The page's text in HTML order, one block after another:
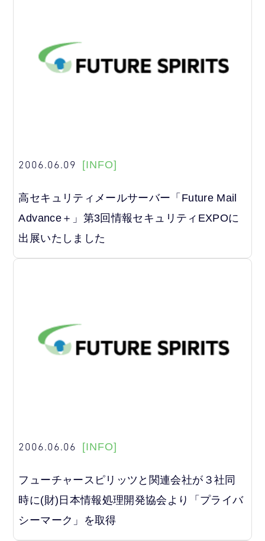
2006.06.09 [INFO]
高セキュリティメールサーバー「Future Mail
Advance＋」第3回情報セキュリティEXPOに
出展いたしました
2006.06.06 [INFO]
フューチャースピリッツと関連会社が３社同
時に(財)日本情報処理開発協会より「プライバ
シーマーク」を取得